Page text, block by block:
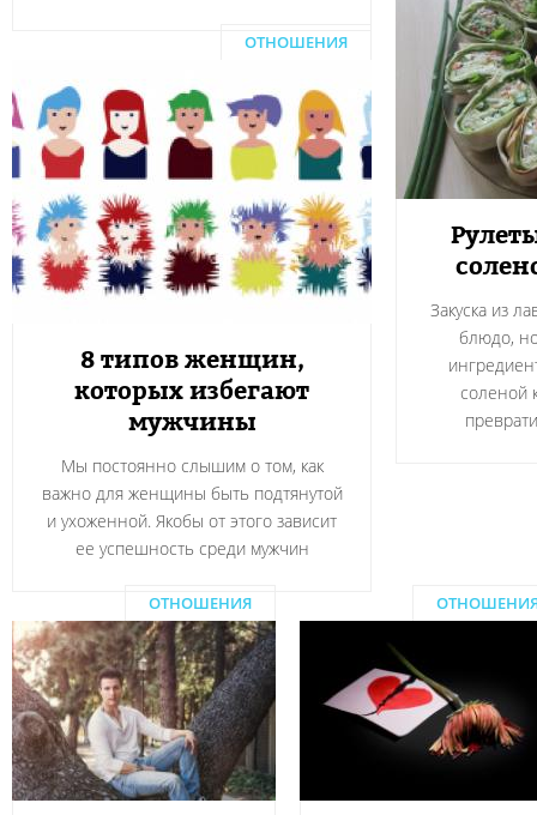
Закуска из
блюдо,
соленой
ОТНОШЕНИЯ
8 типов женщин,
которых избегают
мужчины
Мы постоянно слышим о том, как
важно для женщины быть подтянутой
и ухоженной. Якобы от этого зависит
ее успешность среди мужчин
ОТНОШЕНИЯ